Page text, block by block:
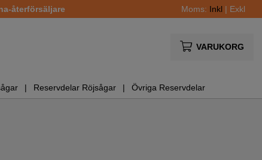
återförsäljare Moms: Inkl | Exkl
VARUKORG
Reservdelar Röjsågar Övriga Reservdelar